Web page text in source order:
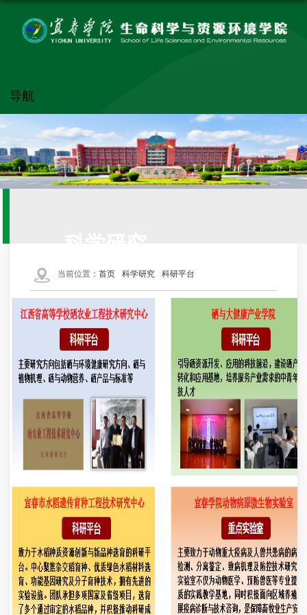
导航
当前位置：首页 科学研究 科研平台